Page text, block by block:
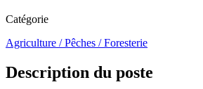
Catégorie
Agriculture / Pêches / Foresterie
Description du poste